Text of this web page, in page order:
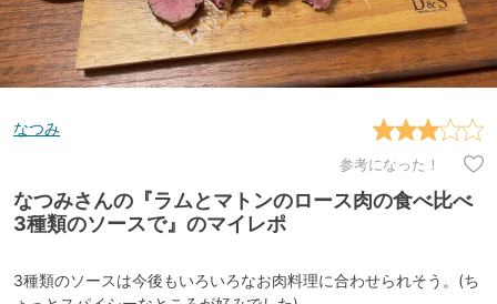
なつみ
参考になった！
なつみさんの『ラムとマトンのロース肉の食べ比べ
3種類のソースで』のマイレポ
3種類のソースは今後もいろいろなお肉料理に合わせられそう。(ち